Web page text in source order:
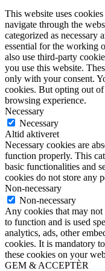
This website uses
navigate through the
categorized as necessary
essential for the working
also use third-party
you use this website.
only with your consent.
cookies. But opting out
browsing experience.
Necessary
Necessary
Altid aktiveret
Necessary cookies are
function properly. This
basic functionalities and
cookies do not store any
Non-necessary
Non-necessary
Any cookies that may
to function and is used
analytics, ads, other
cookies. It is mandatory
these cookies on your
GEM & ACCEPTÈR